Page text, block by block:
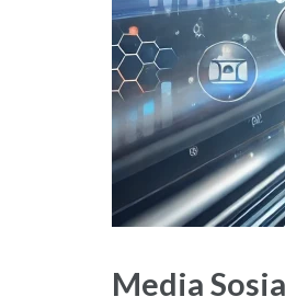
Media